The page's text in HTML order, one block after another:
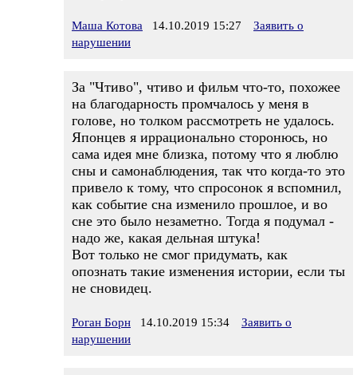
Маша Котова 14.10.2019 15:27
Заявить о
нарушении
За "Чтиво", чтиво и фильм что-то, похожее
на благодарность промчалось у меня в
голове, но толком рассмотреть не удалось.
Японцев я иррационально сторонюсь, но
сама идея мне близка, потому что я люблю
сны и самонаблюдения, так что когда-то это
привело к тому, что спросонок я вспомнил,
как событие сна изменило прошлое, и во
сне это было незаметно. Тогда я подумал -
надо же, какая дельная штука!
Вот только не смог придумать, как
опознать такие изменения истории, если ты
не сновидец.
Роган Борн 14.10.2019 15:34
Заявить о
нарушении